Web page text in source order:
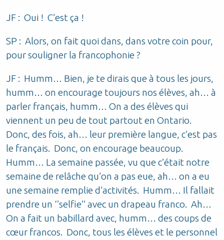
JF : Oui ! C’est ça !
SP : Alors, on fait quoi dans, dans votre coin pour,
pour souligner la francophonie ?
JF : Humm… Bien, je te dirais que à tous les jours,
humm… on encourage toujours nos élèves, ah… à
parler français, humm… On a des élèves qui
viennent un peu de tout partout en Ontario.
Donc, des fois, ah… leur première langue, c’est pas
le français. Donc, on encourage beaucoup.
Humm… La semaine passée, vu que c’était notre
semaine de relâche qu’on a pas eue, ah… on a eu
une semaine remplie d’activités. Humm… Il fallait
prendre un ‘’selfie’’ avec un drapeau franco. Ah…
On a fait un babillard avec, humm… des coups de
cœur francos. Donc, tous les élèves et le personnel